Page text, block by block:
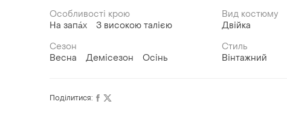
Особливості крою
На запа́х
З високою талією
Вид костюму
Двійка
Сезон
Весна
Демісезон Осінь
Стиль
Вінтажний
Поділитися: